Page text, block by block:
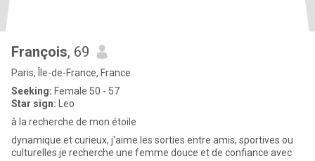
François, 69
Paris, Île-de-France, France
Seeking: Female 50 - 57
Star sign: Leo
à la recherche de mon étoile
dynamique et curieux, j'aime les sorties entre amis, sportives ou
culturelles je recherche une femme douce et de confiance avec